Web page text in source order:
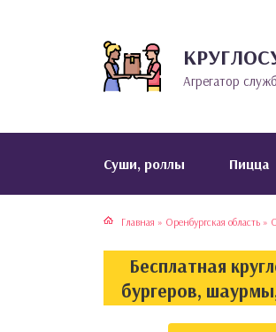
Агрегатор
Cуши, роллы Пицца
Главная » Оренбургская область »
Бесплатная
бургеров,
кухня